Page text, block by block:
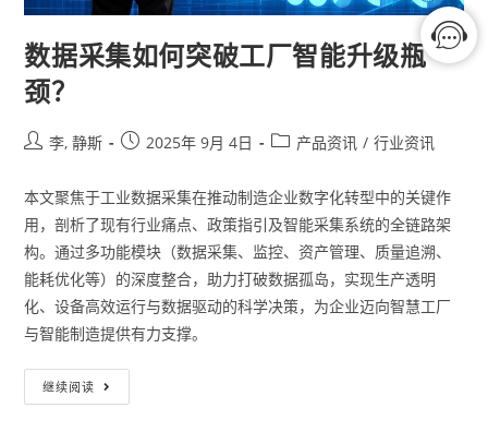
数据采集如何突破工厂智能升级瓶
颈？
李, 静斯 2025年 9月 4日 产品资讯 / 行业资讯
本文聚焦于工业数据采集在推动制造企业数字化转型中的关键作
用，剖析了现有行业痛点、政策指引及智能采集系统的全链路架
构。通过多功能模块（数据采集、监控、资产管理、质量追溯、
能耗优化等）的深度整合，助力打破数据孤岛，实现生产透明
化、设备高效运行与数据驱动的科学决策，为企业迈向智慧工厂
与智能制造提供有力支撑。
继续阅读